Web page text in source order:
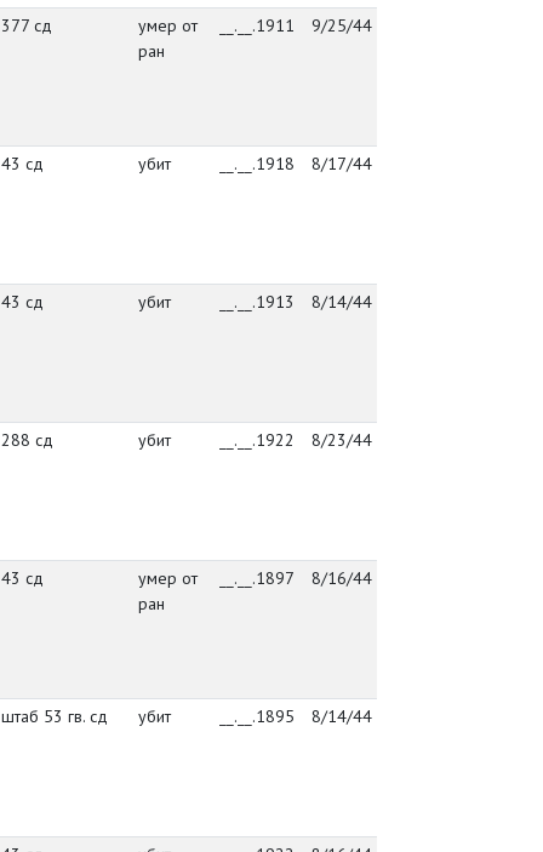
377 сд
умер от
ран
__.__.1911 9/25/44
43 сд убит __.__.1918 8/17/44
43 сд убит __.__.1913 8/14/44
288 сд убит __.__.1922 8/23/44
43 сд
умер от
ран
__.__.1897 8/16/44
штаб 53 гв. сд убит __.__.1895 8/14/44